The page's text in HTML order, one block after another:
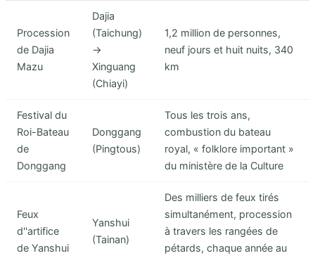
Procession
de Dajia
Mazu
Dajia
(Taichung)
→
Xinguang
(Chiayi)
1,2 million de personnes,
neuf jours et huit nuits, 340
km
Festival du
Roi-Bateau
de
Donggang
Donggang
(Pingtous)
Tous les trois ans,
combustion du bateau
royal, « folklore important »
du ministère de la Culture
Feux
d''artifice
de Yanshui
Yanshui
(Tainan)
Des milliers de feux tirés
simultanément, procession
à travers les rangées de
pétards, chaque année au